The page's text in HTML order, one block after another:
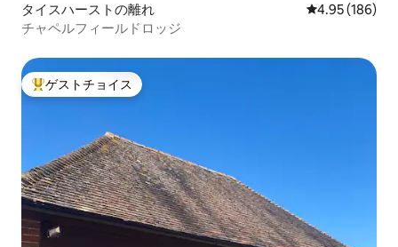
タイスハーストの離れ レビュー186
4.95 (186)
チャペルフィールドロッジ
大好評のゲストチョイスです。
ゲストチョイス